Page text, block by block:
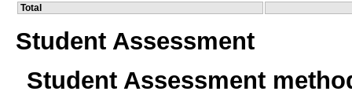
Total
Student Assessment
Student Assessment